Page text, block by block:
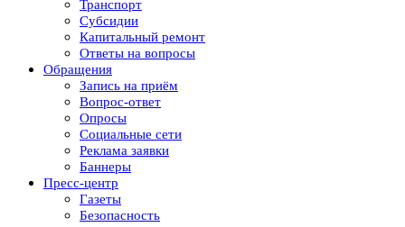
Транспорт
Субсидии
Капитальный ремонт
Ответы на вопросы
Обращения
Запись на приём
Вопрос-ответ
Опросы
Социальные сети
Реклама заявки
Баннеры
Пресс-центр
Газеты
Безопасность